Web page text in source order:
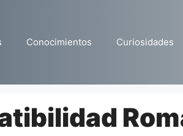
Conocimientos Curiosidades